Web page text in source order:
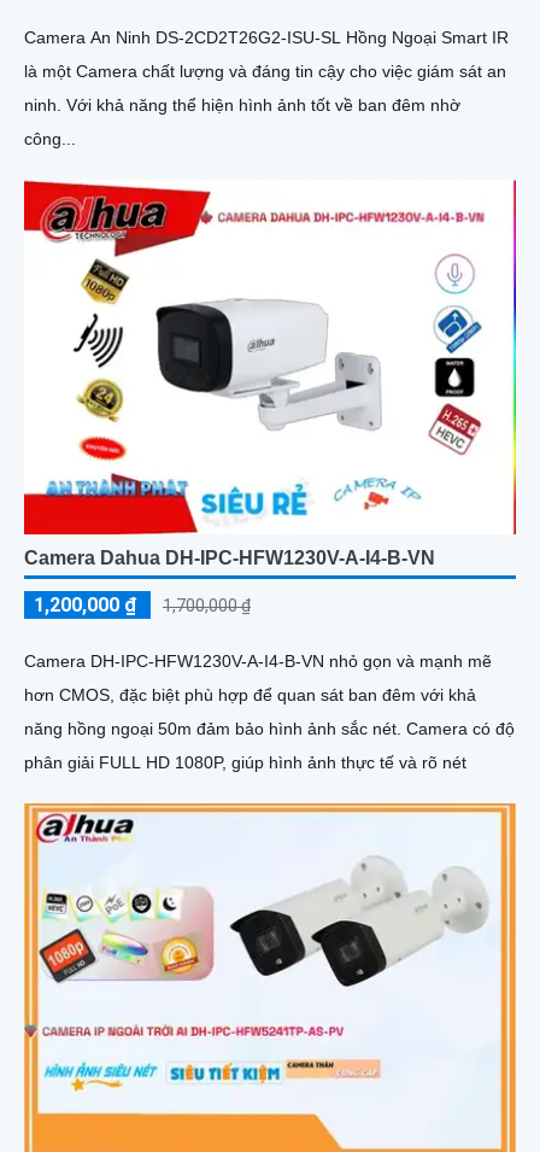
Camera An Ninh DS-2CD2T26G2-ISU-SL Hồng Ngoại Smart IR
là một Camera chất lượng và đáng tin cậy cho việc giám sát an
ninh. Với khả năng thể hiện hình ảnh tốt về ban đêm nhờ
công...
Camera Dahua DH-IPC-HFW1230V-A-I4-B-VN
1,200,000 ₫ 1,700,000 ₫
Camera DH-IPC-HFW1230V-A-I4-B-VN nhỏ gọn và mạnh mẽ
hơn CMOS, đặc biệt phù hợp để quan sát ban đêm với khả
năng hồng ngoại 50m đảm bảo hình ảnh sắc nét. Camera có độ
phân giải FULL HD 1080P, giúp hình ảnh thực tế và rõ nét